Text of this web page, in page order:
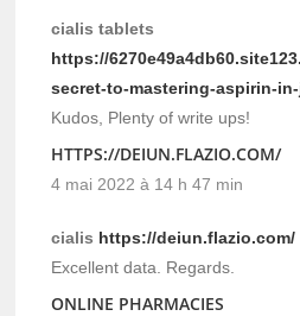
cialis tablets
https://
secret-to-mastering-aspirin-
Kudos, Plenty of write ups!
HTTPS://DEIUN.FLAZIO.COM/
4 mai 2022 à 14 h 47 min
cialis https://deiun.flazio.com/
Excellent data. Regards.
ONLINE PHARMACIES